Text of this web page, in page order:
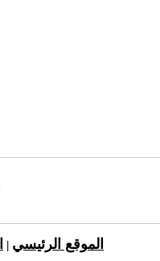
الموقع الرئيسي